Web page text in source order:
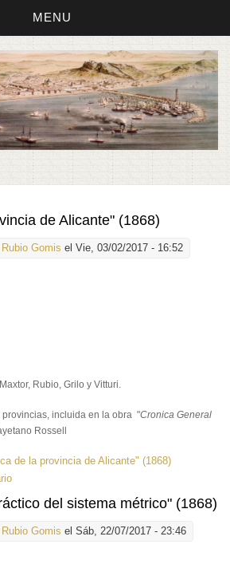
MENU
de Alicante" (1868)
Gomis el Vie, 03/02/2017 - 16:52
Rubio, Grilo y Vitturi.
provincias, incluida en la obra "Cronica General
Rossell
de la provincia de Alicante" (1868)
del sistema métrico" (1868)
Gomis el Sáb, 22/07/2017 - 23:46